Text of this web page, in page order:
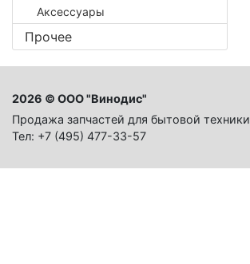
Аксессуары
Прочее
2026 © ООО "Винодис"
Продажа запчастей для бытовой техники
Тел: +7 (495) 477-33-57